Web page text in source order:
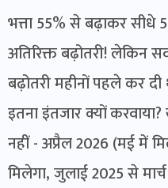
भत्ता 55% से बढ़ाकर सीधे
अतिरिक्त बढ़ोतरी! लेकिन
बढ़ोतरी महीनों पहले कर
इतना इंतजार क्यों
नहीं - अप्रैल 2026 (मई में
मिलेगा, जुलाई 2025 से